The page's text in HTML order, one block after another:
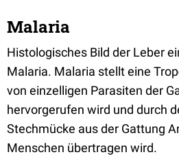
Malaria
Histologisches Bild der Leber
Malaria. Malaria stellt eine
von einzelligen Parasiten der
hervorgerufen wird und durch
Stechmücke aus der Gattung
Menschen übertragen wird.